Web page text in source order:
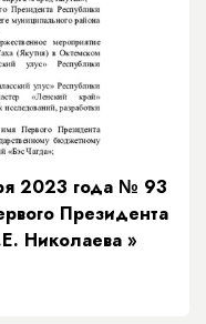
2023 года № 93
Президента
Николаева »